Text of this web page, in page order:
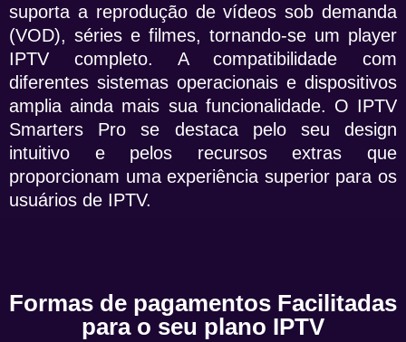
suporta a reprodução de vídeos sob demanda
(VOD), séries e filmes, tornando-se um player
IPTV completo. A compatibilidade com
diferentes sistemas operacionais e dispositivos
amplia ainda mais sua funcionalidade. O IPTV
Smarters Pro se destaca pelo seu design
intuitivo e pelos recursos extras que
proporcionam uma experiência superior para os
usuários de IPTV.
Formas de pagamentos Facilitadas
para o seu plano IPTV